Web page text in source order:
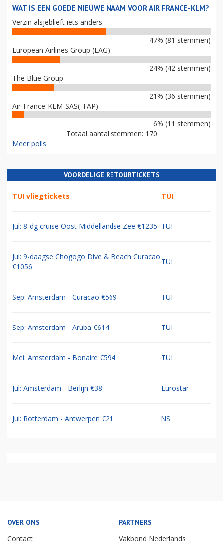
WAT IS EEN GOEDE NIEUWE NAAM VOOR AIR FRANCE-KLM?
Verzin alsjeblieft iets anders
47% (81 stemmen)
European Airlines Group (EAG)
24% (42 stemmen)
The Blue Group
21% (36 stemmen)
Air-France-KLM-SAS(-TAP)
6% (11 stemmen)
Totaal aantal stemmen: 170
Meer polls
VOORDELIGE RETOURTICKETS
TUI vliegtickets TUI
Jul: 8-dg cruise Oost Middellandse Zee €1235 TUI
Jul: 9-daagse Chogogo Dive & Beach Curacao
€1056
TUI
Sep: Amsterdam - Curacao €569 TUI
Sep: Amsterdam - Aruba €614 TUI
Mei: Amsterdam - Bonaire €594 TUI
Jul: Amsterdam - Berlijn €38 Eurostar
Jul: Rotterdam - Antwerpen €21 NS
OVER ONS
Contact
PARTNERS
Vakbond Nederlands